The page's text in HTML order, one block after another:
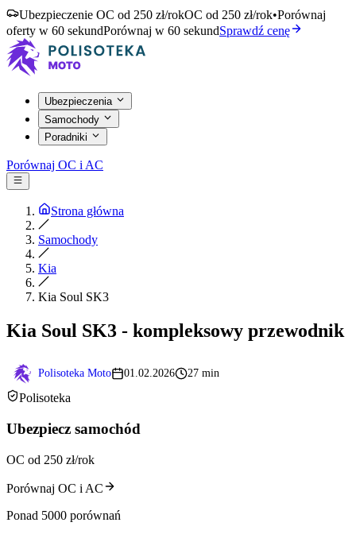
Ubezpieczenie OC od 250 zł/rokOC od 250 zł/rok•Porównaj
oferty w 60 sekundPorównaj w 60 sekundSprawdź cenę
Ubezpieczenia
Samochody
Poradniki
Porównaj OC i AC
Strona główna
Samochody
Kia
Kia Soul SK3
Kia Soul SK3 - kompleksowy przewodnik
Polisoteka Moto 01.02.2026 27 min
Polisoteka
Ubezpiecz samochód
OC od 250 zł/rok
Porównaj OC i AC
Ponad 5000 porównań